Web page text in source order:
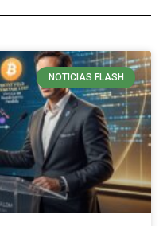
NOTICIAS FLASH